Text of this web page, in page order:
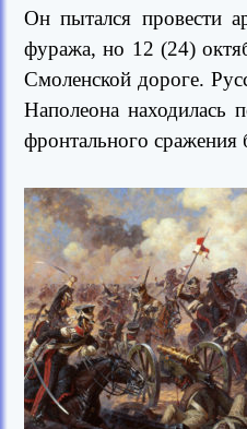
Он пытался провести
фуража, но 12 (24)
Смоленской дороге.
Наполеона находилась
фронтального